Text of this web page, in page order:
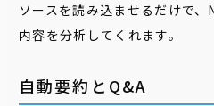
ソースを読み込ませるだけで
内容を分析してくれます。
自動要約とQ&A